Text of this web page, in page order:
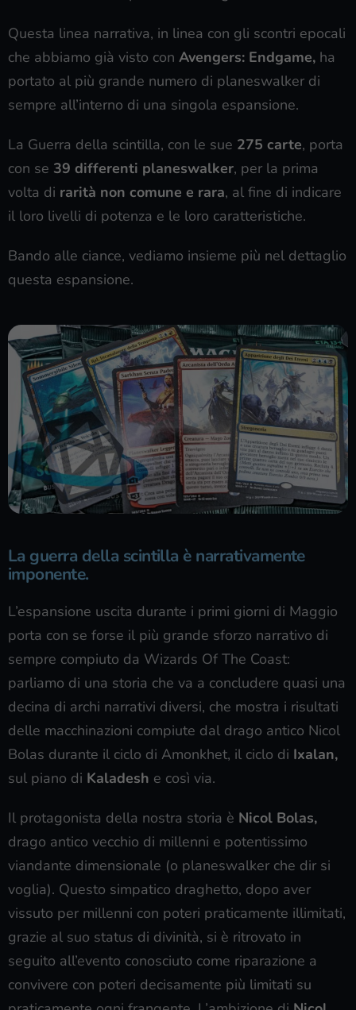
Questa linea narrativa, in linea con gli scontri epocali
che abbiamo già visto con Avengers: Endgame, ha
portato al più grande numero di planeswalker di
sempre all’interno di una singola espansione.
La Guerra della scintilla, con le sue 275 carte, porta
con se 39 differenti planeswalker, per la prima
volta di rarità non comune e rara, al fine di indicare
il loro livelli di potenza e le loro caratteristiche.
Bando alle ciance, vediamo insieme più nel dettaglio
questa espansione.
La guerra della scintilla è narrativamente
imponente.
L’espansione uscita durante i primi giorni di Maggio
porta con se forse il più grande sforzo narrativo di
sempre compiuto da Wizards Of The Coast:
parliamo di una storia che va a concludere quasi una
decina di archi narrativi diversi, che mostra i risultati
delle macchinazioni compiute dal drago antico Nicol
Bolas durante il ciclo di Amonkhet, il ciclo di Ixalan,
sul piano di Kaladesh e così via.
Il protagonista della nostra storia è Nicol Bolas,
drago antico vecchio di millenni e potentissimo
viandante dimensionale (o planeswalker che dir si
voglia). Questo simpatico draghetto, dopo aver
vissuto per millenni con poteri praticamente illimitati,
grazie al suo status di divinità, si è ritrovato in
seguito all’evento conosciuto come riparazione a
convivere con poteri decisamente più limitati su